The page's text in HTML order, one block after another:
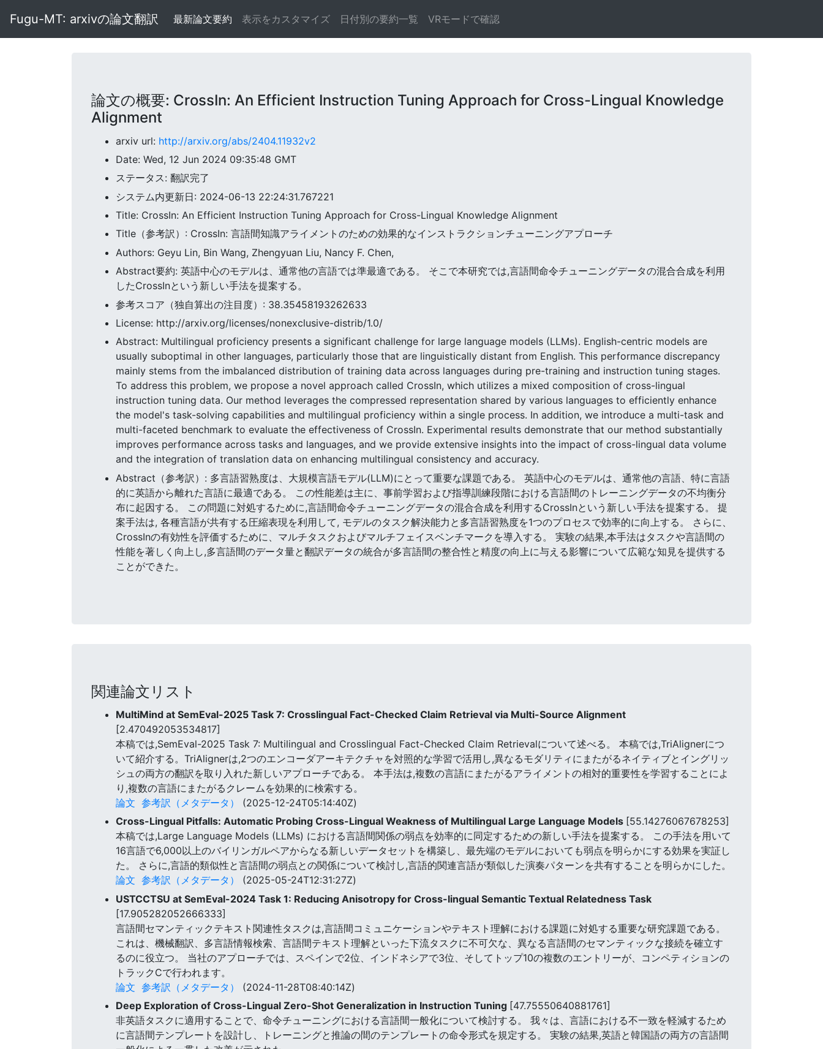
Fugu-MT: arxivの論文翻訳 最新論文要約 表示をカスタマイズ 日付別の要約一覧 VRモードで確認
論文の概要: CrossIn: An Efficient Instruction Tuning Approach for Cross-Lingual Knowledge
Alignment
arxiv url: http://arxiv.org/abs/2404.11932v2
Date: Wed, 12 Jun 2024 09:35:48 GMT
ステータス: 翻訳完了
システム内更新日: 2024-06-13 22:24:31.767221
Title: CrossIn: An Efficient Instruction Tuning Approach for Cross-Lingual Knowledge Alignment
Title（参考訳）: CrossIn: 言語間知識アライメントのための効果的なインストラクションチューニングアプローチ
Authors: Geyu Lin, Bin Wang, Zhengyuan Liu, Nancy F. Chen,
Abstract要約: 英語中心のモデルは、通常他の言語では準最適である。 そこで本研究では,言語間命令チューニングデータの混合合成を利用
したCrossInという新しい手法を提案する。
参考スコア（独自算出の注目度）: 38.35458193262633
License: http://arxiv.org/licenses/nonexclusive-distrib/1.0/
Abstract: Multilingual proficiency presents a significant challenge for large language models (LLMs). English-centric models are
usually suboptimal in other languages, particularly those that are linguistically distant from English. This performance discrepancy
mainly stems from the imbalanced distribution of training data across languages during pre-training and instruction tuning stages.
To address this problem, we propose a novel approach called CrossIn, which utilizes a mixed composition of cross-lingual
instruction tuning data. Our method leverages the compressed representation shared by various languages to efficiently enhance
the model's task-solving capabilities and multilingual proficiency within a single process. In addition, we introduce a multi-task and
multi-faceted benchmark to evaluate the effectiveness of CrossIn. Experimental results demonstrate that our method substantially
improves performance across tasks and languages, and we provide extensive insights into the impact of cross-lingual data volume
and the integration of translation data on enhancing multilingual consistency and accuracy.
Abstract（参考訳）: 多言語習熟度は、大規模言語モデル(LLM)にとって重要な課題である。 英語中心のモデルは、通常他の言語、特に言語
的に英語から離れた言語に最適である。 この性能差は主に、事前学習および指導訓練段階における言語間のトレーニングデータの不均衡分
布に起因する。 この問題に対処するために,言語間命令チューニングデータの混合合成を利用するCrossInという新しい手法を提案する。 提
案手法は, 各種言語が共有する圧縮表現を利用して, モデルのタスク解決能力と多言語習熟度を1つのプロセスで効率的に向上する。 さらに、
CrossInの有効性を評価するために、マルチタスクおよびマルチフェイスベンチマークを導入する。 実験の結果,本手法はタスクや言語間の
性能を著しく向上し,多言語間のデータ量と翻訳データの統合が多言語間の整合性と精度の向上に与える影響について広範な知見を提供する
ことができた。
関連論文リスト
MultiMind at SemEval-2025 Task 7: Crosslingual Fact-Checked Claim Retrieval via Multi-Source Alignment
[2.470492053534817]
本稿では,SemEval-2025 Task 7: Multilingual and Crosslingual Fact-Checked Claim Retrievalについて述べる。 本稿では,TriAlignerにつ
いて紹介する。TriAlignerは,2つのエンコーダアーキテクチャを対照的な学習で活用し,異なるモダリティにまたがるネイティブとイングリッ
シュの両方の翻訳を取り入れた新しいアプローチである。 本手法は,複数の言語にまたがるアライメントの相対的重要性を学習することによ
り,複数の言語にまたがるクレームを効果的に検索する。
論文 参考訳（メタデータ）
(2025-12-24T05:14:40Z)
Cross-Lingual Pitfalls: Automatic Probing Cross-Lingual Weakness of Multilingual Large Language Models [55.14276067678253]
本稿では,Large Language Models (LLMs) における言語間関係の弱点を効率的に同定するための新しい手法を提案する。 この手法を用いて
16言語で6,000以上のバイリンガルペアからなる新しいデータセットを構築し、最先端のモデルにおいても弱点を明らかにする効果を実証し
た。 さらに,言語的類似性と言語間の弱点との関係について検討し,言語的関連言語が類似した演奏パターンを共有することを明らかにした。
論文 参考訳（メタデータ）
(2025-05-24T12:31:27Z)
USTCCTSU at SemEval-2024 Task 1: Reducing Anisotropy for Cross-lingual Semantic Textual Relatedness Task
[17.905282052666333]
言語間セマンティックテキスト関連性タスクは,言語間コミュニケーションやテキスト理解における課題に対処する重要な研究課題である。
これは、機械翻訳、多言語情報検索、言語間テキスト理解といった下流タスクに不可欠な、異なる言語間のセマンティックな接続を確立す
るのに役立つ。 当社のアプローチでは、スペインで2位、インドネシアで3位、そしてトップ10の複数のエントリーが、コンペティションの
トラックCで行われます。
論文 参考訳（メタデータ）
(2024-11-28T08:40:14Z)
Deep Exploration of Cross-Lingual Zero-Shot Generalization in Instruction Tuning [47.75550640881761]
非英語タスクに適用することで、命令チューニングにおける言語間一般化について検討する。 我々は、言語における不一致を軽減するため
に言語間テンプレートを設計し、トレーニングと推論の間のテンプレートの命令形式を規定する。 実験の結果,英語と韓国語の両方の言語間